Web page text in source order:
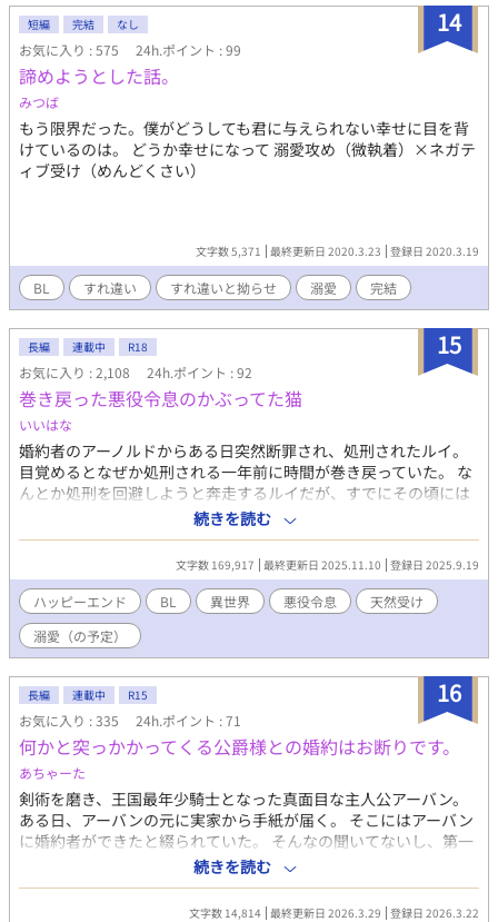
溺愛攻め》×《健気不憫受け》 攻めは最初小さい獣ですが、将来
的に受けより大きくなります。 不憫な展開もありますが、最終的
には溺愛執着ハッピーエンドです。
14
短編 完結 なし
お気に入り : 575 24h.ポイント : 99
諦めようとした話。
みつば
もう限界だった。僕がどうしても君に与えられない幸せに目を背
けているのは。 どうか幸せになって 溺愛攻め（微執着）×ネガテ
ィブ受け（めんどくさい）
文字数 5,371 最終更新日 2020.3.23 登録日 2020.3.19
BL すれ違い すれ違いと拗らせ 溺愛 完結
15
長編 連載中 R18
お気に入り : 2,108 24h.ポイント : 92
巻き戻った悪役令息のかぶってた猫
いいはな
婚約者のアーノルドからある日突然断罪され、処刑されたルイ。
目覚めるとなぜか処刑される一年前に時間が巻き戻っていた。 な
んとか処刑を回避しようと奔走するルイだが、すでにその頃には
アーノルドが思いを寄せていたミカエルへと嫌がらせをしてお
り、もはやアーノルドとの関係修復は不可能。断頭台は目の前。
処刑へと秒読み。 全てがどうでも良くなったルイはそれまで被っ
ていた猫を脱ぎ捨てて、せめてありのままの自分で生きていこう
とする。 果たして、悪役令息であったルイは処刑までにありのま
まの自分を受け入れてくれる友人を作ることができるのか
――！？ 冷たく見えるが素は天然ポワポワな受けとそんな受けに
振り回されがちな溺愛攻めのお話。 ※キスくらいしかしません
が、一応性描写がある話は※をつけます。※話の都合上、主人公
が一度死にます。※前半はほとんど溺愛要素は無いと思います。
※ちょっとした悪役が出てきますが、ざまぁの予定はありませ
ん。※この世界は男同士での婚約が当たり前な世界になっており
ます。 初投稿です。至らない点も多々あるとは思いますが、空よ
りも広く、海よりも深い心で読んでいただけると幸いです。 ま
た、この作品は亀更新になると思われます。あらかじめご了承く
ださい。
続きを読む
文字数 169,917 最終更新日 2025.11.10 登録日 2025.9.19
ハッピーエンド BL 異世界 悪役令息
天然受け
溺愛（の予定）
16
長編 連載中 R15
お気に入り : 335 24h.ポイント : 71
何かと突っかかってくる公爵様との婚約はお断りです。
あちゃーた
剣術を磨き、王国最年少騎士となった真面目な主人公アーバン。
ある日、アーバンの元に実家から手紙が届く。 そこにはアーバン
に婚約者ができたと綴られていた。 そんなの聞いてないし、第一
相手はアーバンに何かと突っかかってくる公爵家のジェランでは
ないか！？ 「回避だ！回避！！こんなの絶対にお断りだぁぁぁ
ぁ！！！」 ツンデレ溺愛攻め×鈍感受け
続きを読む
文字数 14,814 最終更新日 2026.3.29 登録日 2026.3.22